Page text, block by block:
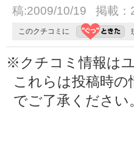
稿:2009/10/19 掲載：
このクチコミに
※クチコミ情報は
これらは投稿時
でご了承ください